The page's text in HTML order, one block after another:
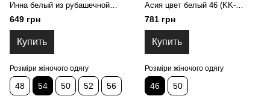
Инна белый из рубашечной
ткани, длинный рукав, размер
46,48,50,52,54,56, 58 54 (KK-
0517/54)
649 грн
Купить
Розміри жіночого одягу
48 54 50 52 56
Асия цвет белый 46 (KK-
0570/46)
781 грн
Купить
Розміри жіночого одягу
46 50